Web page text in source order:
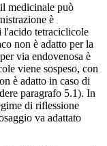
medicinale può
è
l'acido tetraciclicole
non è adatto per la
via endovenosa è
viene sospeso, con
è adatto in caso di
paragrafo 5.1). In
di riflessione
va adattato